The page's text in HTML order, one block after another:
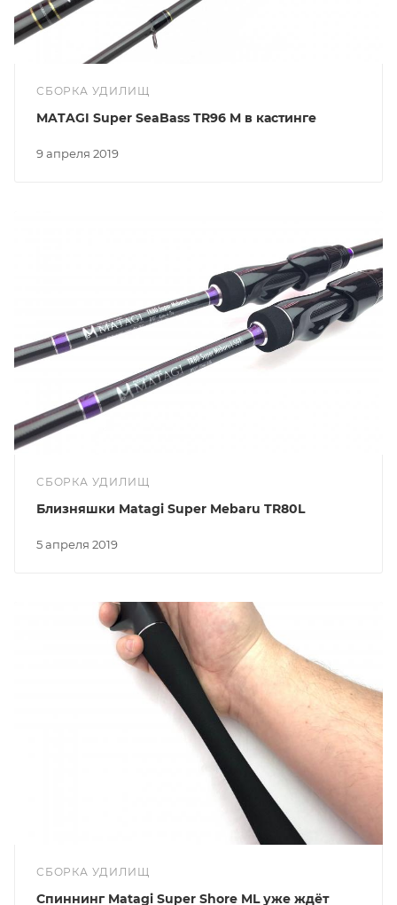
СБОРКА УДИЛИЩ
9 апреля 2019
MATAGI Super SeaBass TR96 M в кастинге
СБОРКА УДИЛИЩ
5 апреля 2019
Близняшки Matagi Super Mebaru TR80L
СБОРКА УДИЛИЩ
Спиннинг Matagi Super Shore ML уже ждёт